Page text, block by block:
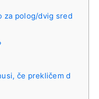
za polog/dvig sred
če prekličem d